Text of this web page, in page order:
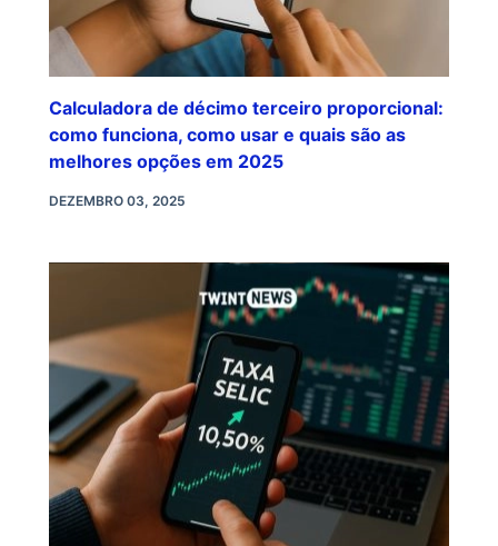
Calculadora de décimo terceiro proporcional:
como funciona, como usar e quais são as
melhores opções em 2025
DEZEMBRO 03, 2025